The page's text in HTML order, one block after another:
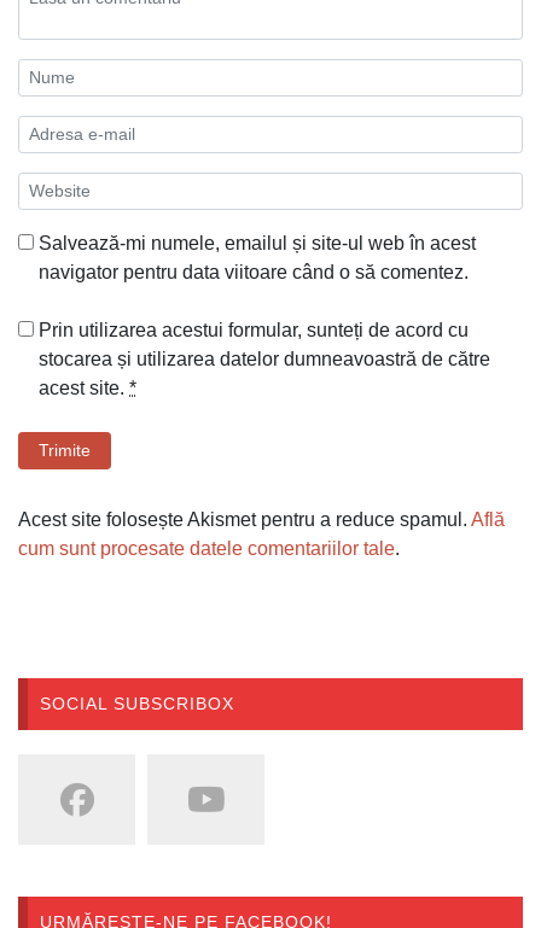
Salvează-mi numele, emailul și site-ul web în acest
navigator pentru data viitoare când o să comentez.
Prin utilizarea acestui formular, sunteți de acord cu
stocarea și utilizarea datelor dumneavoastră de către
acest site. *
Trimite
Acest site folosește Akismet pentru a reduce spamul. Află
cum sunt procesate datele comentariilor tale.
SOCIAL SUBSCRIBOX
URMĂREȘTE-NE PE FACEBOOK!